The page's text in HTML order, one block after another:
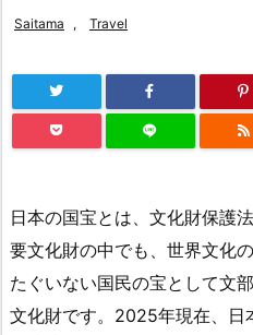
Saitama , Travel
日本の国宝とは、文化財保護
要文化財の中でも、世界文化
たぐいない国民の宝として文
文化財です。2025年現在、日